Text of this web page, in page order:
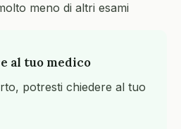
meno di altri esami
al tuo medico
potresti chiedere al tuo